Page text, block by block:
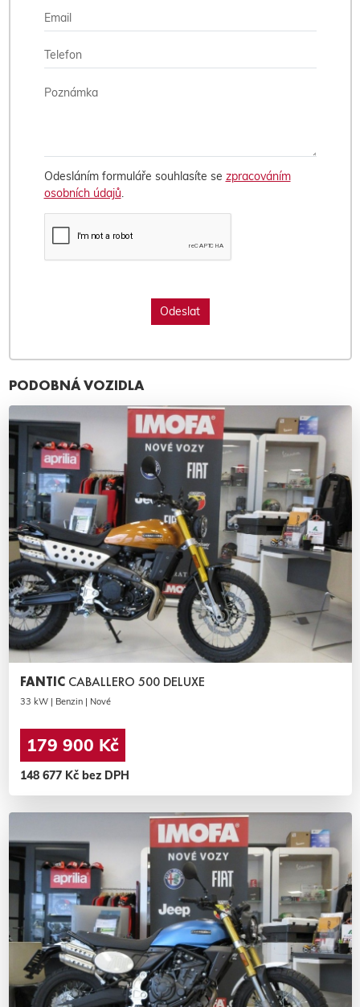
Odesláním formuláře souhlasíte se zpracováním
osobních údajů.
PODOBNÁ VOZIDLA
FANTIC CABALLERO 500 DELUXE
33 kW | Benzin | Nové
179 900 Kč
148 677 Kč bez DPH